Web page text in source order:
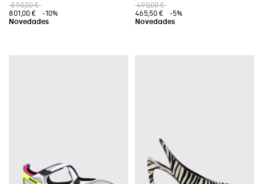
890,00 €
801,00 €
-10%
490,00 €
465,50 €
-5%